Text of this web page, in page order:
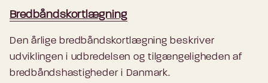
Bredbåndskortlægning
Den årlige bredbåndskortlægning beskriver
udviklingen i udbredelsen og tilgængeligheden af
bredbåndshastigheder i Danmark.